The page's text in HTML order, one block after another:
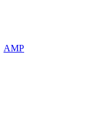
AMP